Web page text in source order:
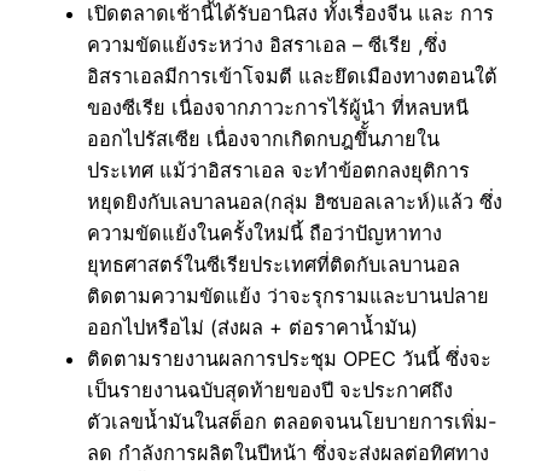
เปิดตลาดเช้านี้ได้รับอานิสง ทั้งเรื่องจีน และ การ
ความขัดแย้งระหว่าง อิสราเอล – ซีเรีย ,ซึ่ง
อิสราเอลมีการเข้าโจมตี และยึดเมืองทางตอนใต้
ของซีเรีย เนื่องจากภาวะการไร้ผู้นำ ที่หลบหนี
ออกไปรัสเซีย เนื่องจากเกิดกบฎขึั้นภายใน
ประเทศ แม้ว่าอิสราเอล จะทำข้อตกลงยุติการ
หยุดยิงกับเลบาลนอล(กลุ่ม ฮิซบอลเลาะห์)แล้ว ซึ่ง
ความขัดแย้งในครั้งใหม่นี้ ถือว่าปัญหาทาง
ยุทธศาสตร์ในซีเรียประเทศที่ติดกับเลบานอล
ติดตามความขัดแย้ง ว่าจะรุกรามและบานปลาย
ออกไปหรือไม่ (ส่งผล + ต่อราคาน้ำมัน)
ติดตามรายงานผลการประชุม OPEC วันนี้ ซึ่งจะ
เป็นรายงานฉบับสุดท้ายของปี จะประกาศถึง
ตัวเลขน้ำมันในสต็อก ตลอดจนนโยบายการเพิ่ม-
ลด กำลังการผลิตในปีหน้า ซึ่งจะส่งผลต่อทิศทาง